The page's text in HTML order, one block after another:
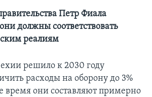
Петр Фиала
должны соответствовать
реалиям
решило к 2030 году
расходы на оборону до 3%
время они составляют примерно